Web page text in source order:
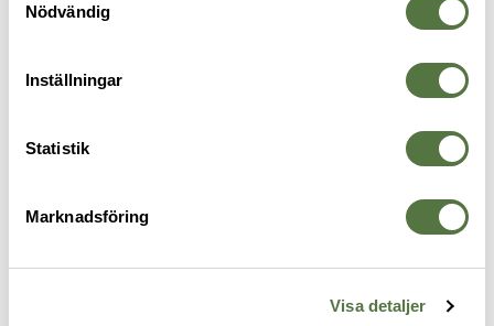
Nödvändig
Inställningar
Statistik
Marknadsföring
Visa detaljer